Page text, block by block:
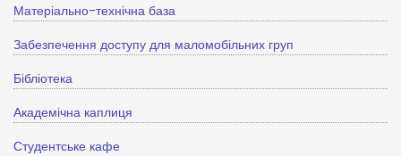
Матеріально-технічна база
Забезпечення доступу для маломобільних груп
Бібліотека
Академічна каплиця
Студентське кафе